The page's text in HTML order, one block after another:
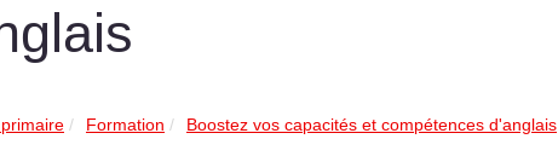
Formation Boostez vos capacités et compétences d'anglais